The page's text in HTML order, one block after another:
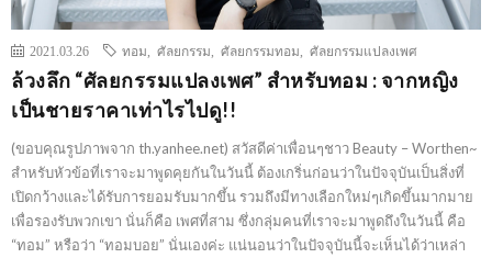
2021.03.26 ทอม ศัลยกรรม ศัลยกรรมทอม ศัลยกรรมแปลงเพศ
ล้วงลึก “ศัลยกรรมแปลงเพศ” สำหรับทอม : จากหญิง
เป็นชายราคาเท่าไรไปดู!!
(ขอบคุณรูปภาพจาก th.yanhee.net) สวัสดีค่าเพื่อนๆชาว Beauty – Worthen~
สำหรับหัวข้อที่เราจะมาพูดคุยกันในวันนี้ ต้องเกริ่นก่อนว่าในปัจจุบันเป็นสิ่งที่
เปิดกว้างและได้รับการยอมรับมากขึ้น รวมถึงมีทางเลือกใหม่ๆเกิดขึ้นมากมาย
เพื่อรองรับพวกเขา นั่นก็คือ เพศที่สาม ซึ่งกลุ่มคนที่เราจะมาพูดถึงในวันนี้ คือ
“ทอม” หรือว่า “ทอมบอย” นั่นเองค่ะ แน่นอนว่าในปัจจุบันนี้จะเห็นได้ว่าเหล่า